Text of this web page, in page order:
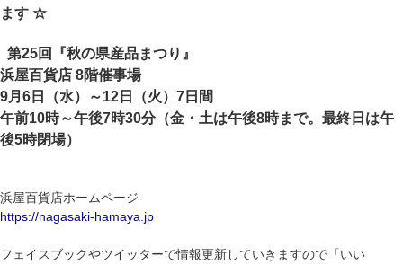
ます ☆
第25回『秋の県産品まつり』
浜屋百貨店 8階催事場
9月6日（水）～12日（火）7日間
午前10時～午後7時30分（金・土は午後8時まで。最終日は午
後5時閉場）
浜屋百貨店ホームページ
https://nagasaki-hamaya.jp
フェイスブックやツイッターで情報更新していきますので「いい